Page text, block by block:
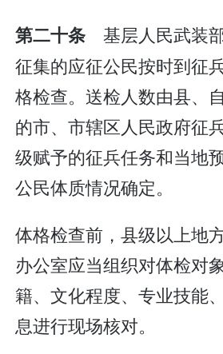
第二十条 基层人民武装
征集的应征公民按时到征
格检查。送检人数由县、
的市、市辖区人民政府征
级赋予的征兵任务和当地
公民体质情况确定。
体格检查前，县级以上地
办公室应当组织对体检对
籍、文化程度、专业技能
息进行现场核对。